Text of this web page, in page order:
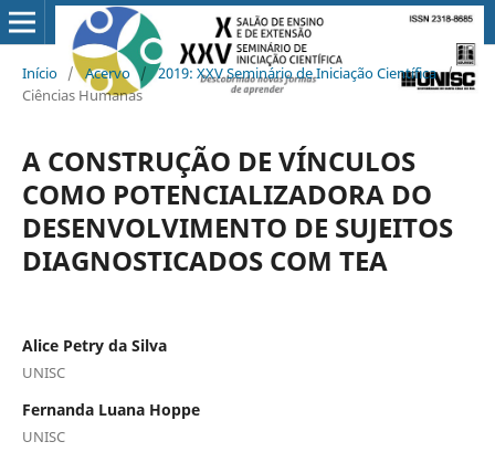
Início / Acervo / 2019: XXV Seminário de Iniciação Científica /
Ciências Humanas
A CONSTRUÇÃO DE VÍNCULOS
COMO POTENCIALIZADORA DO
DESENVOLVIMENTO DE SUJEITOS
DIAGNOSTICADOS COM TEA
Alice Petry da Silva
UNISC
Fernanda Luana Hoppe
UNISC